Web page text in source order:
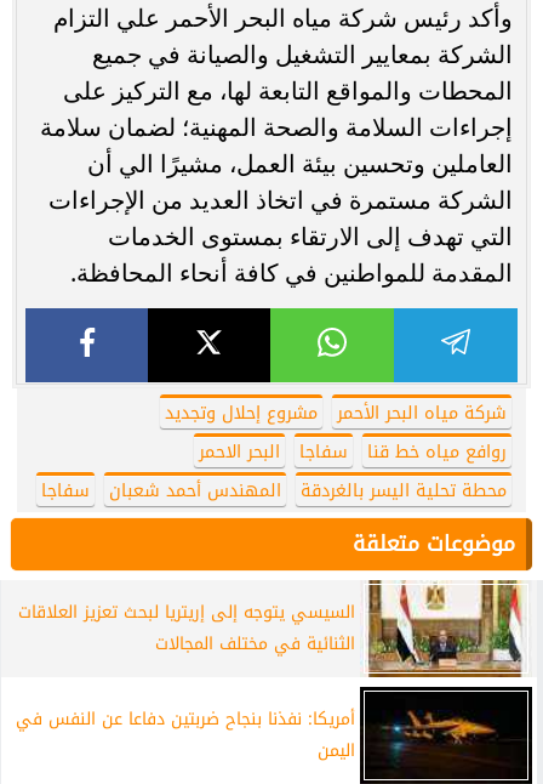
وأكد رئيس شركة مياه البحر الأحمر علي التزام
الشركة بمعايير التشغيل والصيانة في جميع
المحطات والمواقع التابعة لها، مع التركيز على
إجراءات السلامة والصحة المهنية؛ لضمان سلامة
العاملين وتحسين بيئة العمل، مشيرًا الي أن
الشركة مستمرة في اتخاذ العديد من الإجراءات
التي تهدف إلى الارتقاء بمستوى الخدمات
المقدمة للمواطنين في كافة أنحاء المحافظة.
شركة مياه البحر الأحمر
مشروع إحلال وتجديد
روافع مياه خط قنا
سفاجا
البحر الاحمر
محطة تحلية اليسر بالغردقة
المهندس أحمد شعبان سفاجا
موضوعات متعلقة
السيسي يتوجه إلى إريتريا لبحث تعزيز العلاقات
الثنائية في مختلف المجالات
أمريكا: نفذنا بنجاح ضربتين دفاعا عن النفس في
اليمن